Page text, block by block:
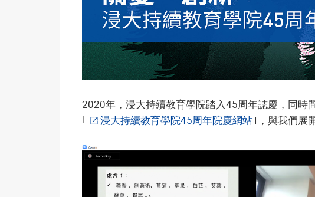
2020年，浸大持續教育學院踏入45周年誌慶，同時
｢
浸大持續教育學院45周年院慶網站｣，與我們展